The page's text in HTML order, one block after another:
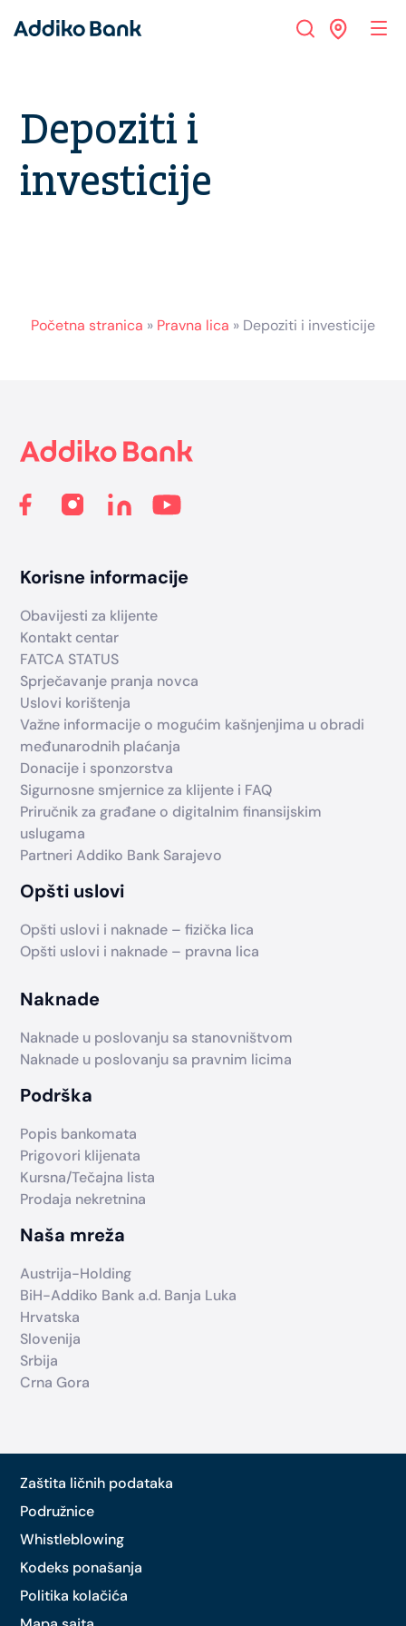
Depoziti i
investicije
Početna stranica » Pravna lica » Depoziti i investicije
Korisne informacije
Obavijesti za klijente
Kontakt centar
FATCA STATUS
Sprječavanje pranja novca
Uslovi korištenja
Važne informacije o mogućim kašnjenjima u obradi
međunarodnih plaćanja
Donacije i sponzorstva
Sigurnosne smjernice za klijente i FAQ
Priručnik za građane o digitalnim finansijskim
uslugama
Partneri Addiko Bank Sarajevo
Opšti uslovi
Opšti uslovi i naknade – fizička lica
Opšti uslovi i naknade – pravna lica
Naknade
Naknade u poslovanju sa stanovništvom
Naknade u poslovanju sa pravnim licima
Podrška
Popis bankomata
Prigovori klijenata
Kursna/Tečajna lista
Prodaja nekretnina
Naša mreža
Austrija-Holding
BiH-Addiko Bank a.d. Banja Luka
Hrvatska
Slovenija
Srbija
Crna Gora
Zaštita ličnih podataka
Podružnice
Whistleblowing
Kodeks ponašanja
Politika kolačića